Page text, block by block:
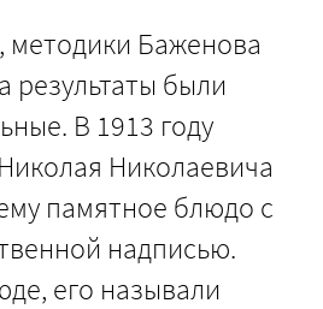
методики Баженова
результаты были
В 1913 году
Николаевича
памятное блюдо с
надписью.
его называли